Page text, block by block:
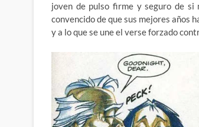
joven de pulso firme y seguro de si
convencido de que sus mejores años
y a lo que se une el verse forzado